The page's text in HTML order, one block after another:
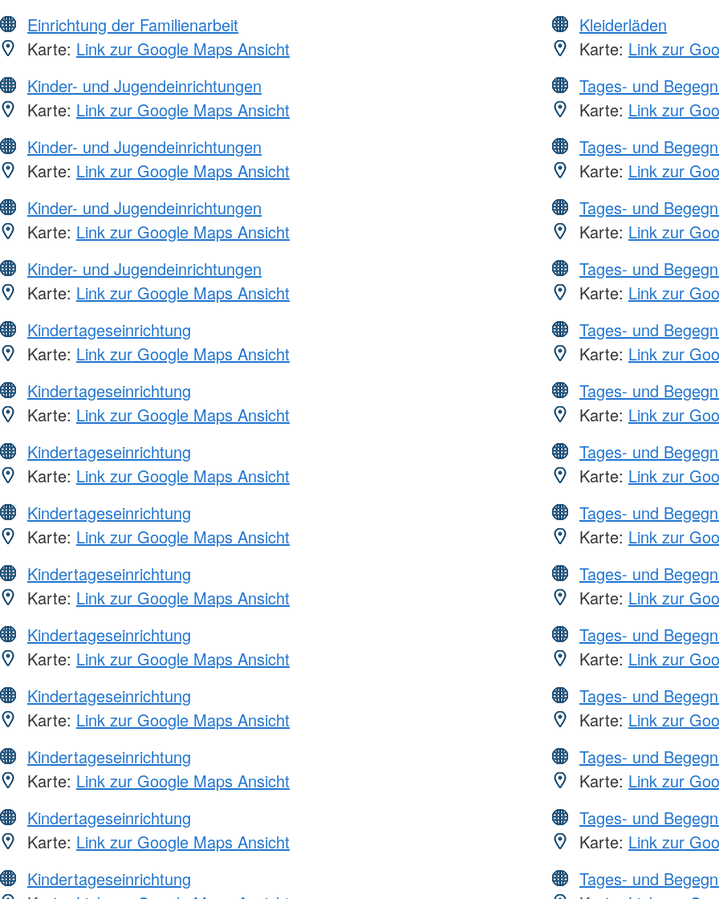
Einrichtung der Familienarbeit
Karte: Link zur Google Maps Ansicht
Kinder- und Jugendeinrichtungen
Karte: Link zur Google Maps Ansicht
Kinder- und Jugendeinrichtungen
Karte: Link zur Google Maps Ansicht
Kinder- und Jugendeinrichtungen
Karte: Link zur Google Maps Ansicht
Kinder- und Jugendeinrichtungen
Karte: Link zur Google Maps Ansicht
Kindertageseinrichtung
Karte: Link zur Google Maps Ansicht
Kindertageseinrichtung
Karte: Link zur Google Maps Ansicht
Kindertageseinrichtung
Karte: Link zur Google Maps Ansicht
Kindertageseinrichtung
Karte: Link zur Google Maps Ansicht
Kindertageseinrichtung
Karte: Link zur Google Maps Ansicht
Kindertageseinrichtung
Karte: Link zur Google Maps Ansicht
Kindertageseinrichtung
Karte: Link zur Google Maps Ansicht
Kindertageseinrichtung
Karte: Link zur Google Maps Ansicht
Kindertageseinrichtung
Karte: Link zur Google Maps Ansicht
Kindertageseinrichtung
Kleiderläden
Karte: Link zur
Tages- und
Karte: Link zur
Tages- und
Karte: Link zur
Tages- und
Karte: Link zur
Tages- und
Karte: Link zur
Tages- und
Karte: Link zur
Tages- und
Karte: Link zur
Tages- und
Karte: Link zur
Tages- und
Karte: Link zur
Tages- und
Karte: Link zur
Tages- und
Karte: Link zur
Tages- und
Karte: Link zur
Tages- und
Karte: Link zur
Tages- und
Karte: Link zur
Tages- und